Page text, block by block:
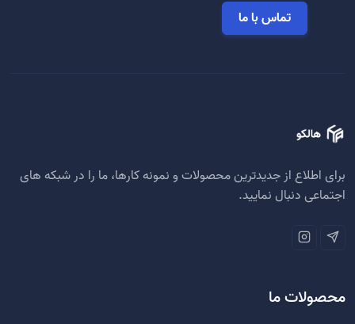
تماس با ما
برای اطلاع از جدیدترین محصولات و نمونه کارها، ما را در شبکه های
اجتماعی دنبال نمایید.
محصولات ما